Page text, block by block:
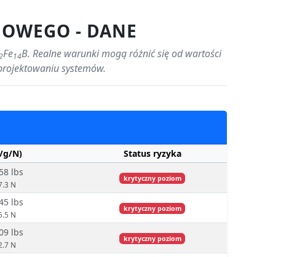
- DANE
Fe14B. Realne warunki mogą różnić się od wartości
systemów.
g/N) Status ryzyka
lbs
N
krytyczny poziom
lbs
N
krytyczny poziom
lbs
N
krytyczny poziom